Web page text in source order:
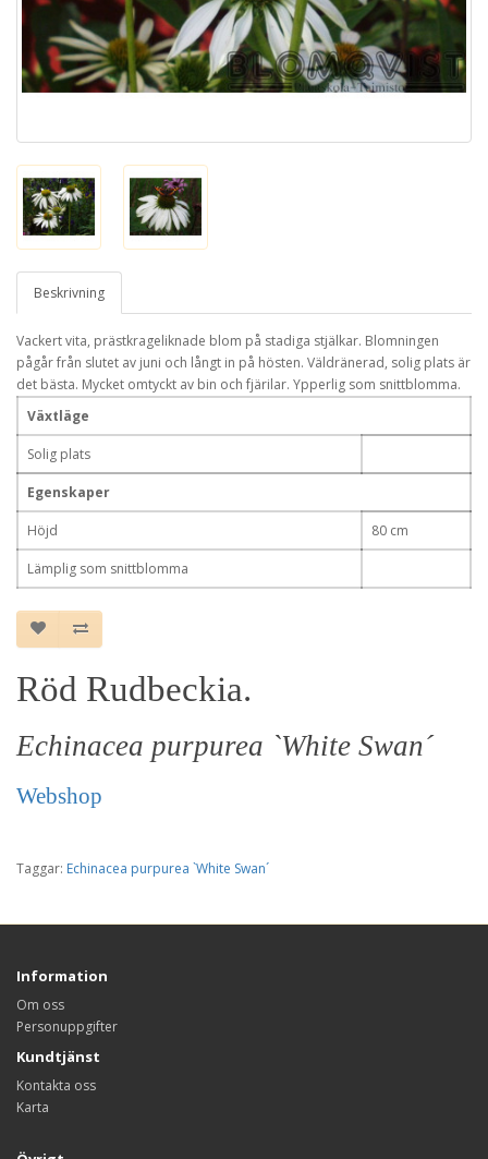
Beskrivning
Vackert vita, prästkrageliknade blom på stadiga stjälkar. Blomningen
pågår från slutet av juni och långt in på hösten. Väldränerad, solig plats är
det bästa. Mycket omtyckt av bin och fjärilar. Ypperlig som snittblomma.
Växtläge
Solig plats
Egenskaper
Höjd 80 cm
Lämplig som snittblomma
Röd Rudbeckia.
Echinacea purpurea `White Swan´
Webshop
Taggar: Echinacea purpurea `White Swan´
Information
Om oss
Personuppgifter
Kundtjänst
Kontakta oss
Karta